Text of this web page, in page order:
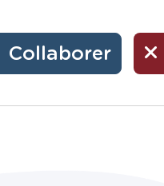
Collaborer